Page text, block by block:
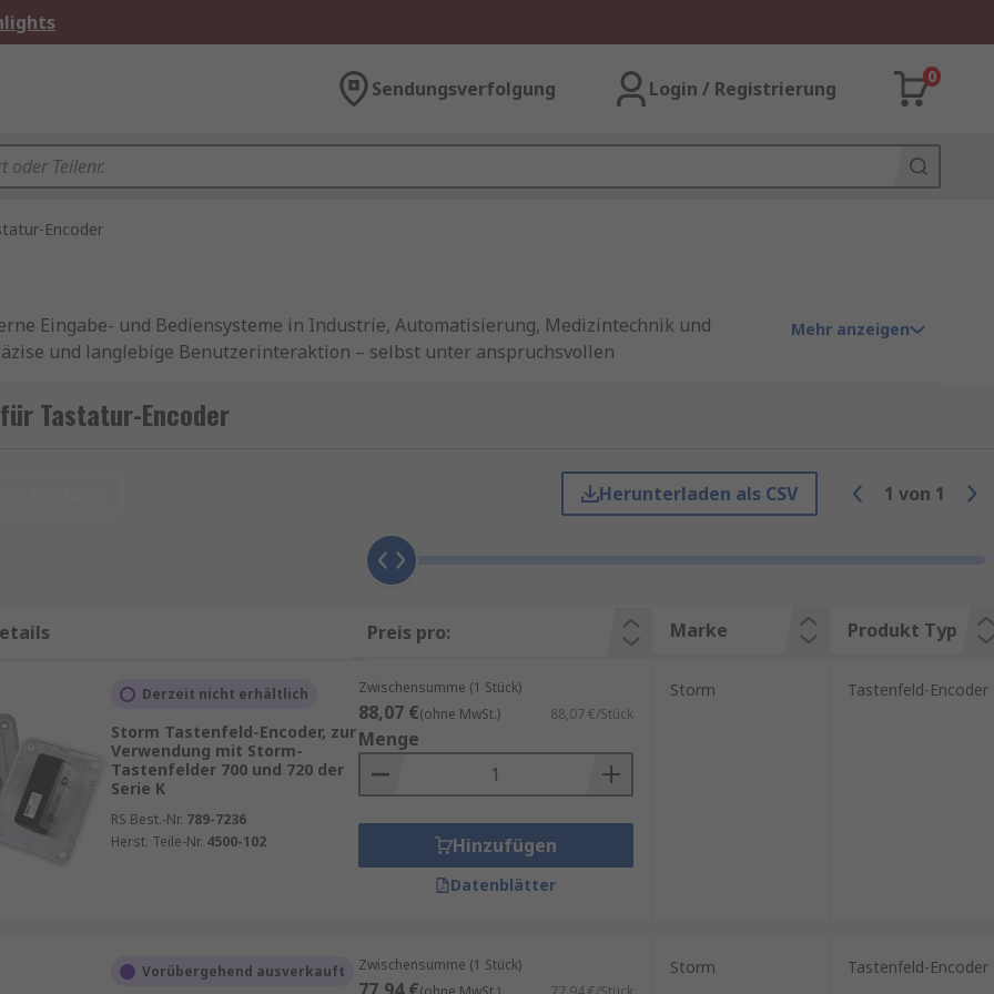
Sendungsverfolgung Login / Registrierung
0
Encoder
Eingabe- und Bediensysteme in Industrie, Automatisierung, Medizintechnik und
und langlebige Benutzerinteraktion – selbst unter anspruchsvollen
Eingabepanels. In Kombination mit modernen Tastatur Control Systemen sorgen sie
um die Signale des Encoders korrekt auszuwerten. Moderne Steuerungen ermöglichen
und Kommunikation mit übergeordneten Systemen. Durch die optimale Abstimmung
sich maßgeschneiderte Eingabelösungen realisieren, die exakt auf die jeweilige
das mechanische Dreh- oder Tastbewegungen in elektrische Signale umwandelt. Im
fein abgestufte und wiederholbare Eingaben, etwa zur Navigation durch Menüs, zur
Lautstärken oder Positionen.
, der sowohl Rotations- als auch Schaltbefehle erfasst. Moderne Tastatur Encoder
ausgelegt – ideal für professionelle und industrielle Anwendungen.
mehrere technische Faktoren berücksichtigt werden:
Mehr anzeigen
Tastatur-Encoder
Herunterladen als CSV 1 von 1
Preis pro: Marke Produkt Typ
Derzeit nicht erhältlich
Storm Tastenfeld-Encoder, zur
Verwendung mit Storm-
Tastenfelder 700 und 720 der
Serie K
RS Best.-Nr. 789-7236
Herst. Teile-Nr. 4500-102
Zwischensumme (1 Stück)
88,07 €(ohne MwSt.) 88,07 €/Stück
Menge
Hinzufügen
Datenblätter
Storm Tastenfeld-Encoder
Vorübergehend ausverkauft Zwischensumme (1 Stück) Storm Tastenfeld-Encoder